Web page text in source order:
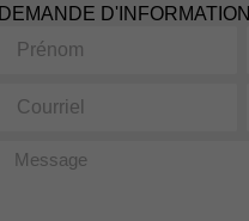
DEMANDE D'INFORMATION
Prénom
Message